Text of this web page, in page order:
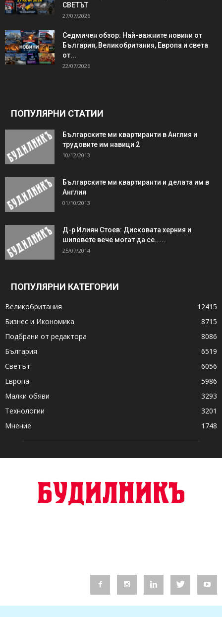
СВЕТЪТ
27/07/2026
Седмичен обзор: Най-важните новини от
България, Великобритания, Европа и света
от...
22/07/2026
ПОПУЛЯРНИ СТАТИИ
Българските ми квартиранти в Англия и
трудовите им навици 2
10/12/2013
Българските ми квартиранти и делата им в
Англия
01/10/2013
Д-р Илиян Стоев: Дисковата херния и
шиповете вече могат да се…...
25/07/2014
ПОПУЛЯРНИ КАТЕГОРИИ
Великобритания
12415
Бизнес и Икономика
8715
Подбрани от редактора
8086
България
6519
Светът
6056
Европа
5986
Малки обяви
3293
Технологии
3201
Мнение
1748